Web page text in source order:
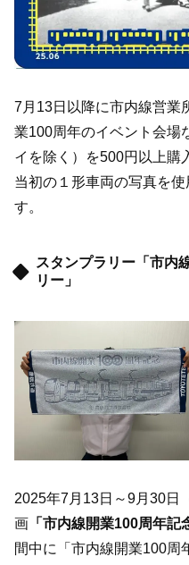
7月13日以降に市内線営業
業100周年のイベント会場
イを除く）を500円以上購
当初の１形車両の写真を
す。
スタンプラリー「市内
リー」
2025年7月13日～9月30日
画 「市内線開業100周年記
間中に「市内線開業100周